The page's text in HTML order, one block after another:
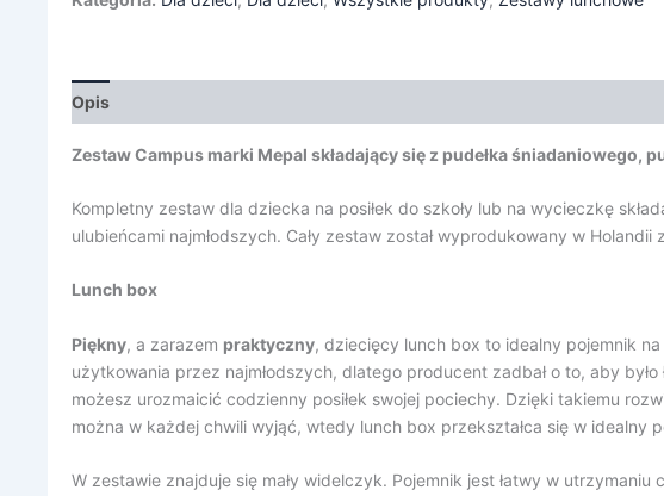
Opis
Zestaw Campus marki Mepal składający się z pudełka śniadaniowego,
Kompletny zestaw dla dziecka na posiłek do szkoły lub na wycieczkę
ulubieńcami najmłodszych. Cały zestaw został wyprodukowany w Holandii
Lunch box
Piękny, a zarazem praktyczny, dziecięcy lunch box to idealny pojemnik
użytkowania przez najmłodszych, dlatego producent zadbał o to, aby było
możesz urozmaicić codzienny posiłek swojej pociechy. Dzięki takiemu
można w każdej chwili wyjąć, wtedy lunch box przekształca się w idealny
W zestawie znajduje się mały widelczyk. Pojemnik jest łatwy w